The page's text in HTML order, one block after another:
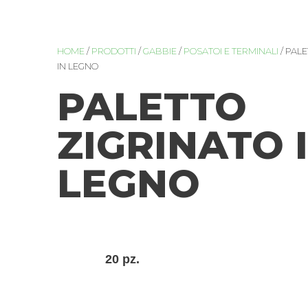
HOME/ PRODOTTI /GABBIE/ POSATOI E TERMINALI /
IN LEGNO
PALETTO
ZIGRINATO
LEGNO
20 pz.